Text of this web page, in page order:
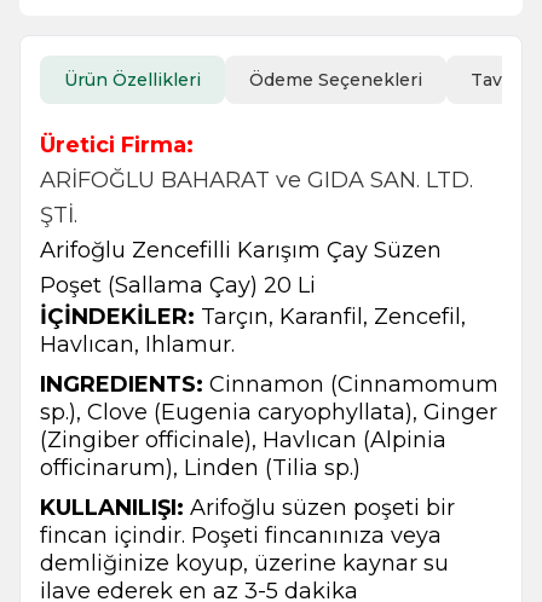
Ürün Özellikleri Ödeme Seçenekleri Tavsiye
Üretici Firma:
ARİFOĞLU BAHARAT ve GIDA SAN. LTD.
ŞTİ.
Arifoğlu Zencefilli Karışım Çay Süzen
Poşet (Sallama Çay) 20 Li
İÇİNDEKİLER: Tarçın, Karanfil, Zencefil,
Havlıcan, Ihlamur.
INGREDIENTS: Cinnamon (Cinnamomum
sp.), Clove (Eugenia caryophyllata), Ginger
(Zingiber officinale), Havlıcan (Alpinia
officinarum), Linden (Tilia sp.)
KULLANILIŞI: Arifoğlu süzen poşeti bir
fincan içindir. Poşeti fincanınıza veya
demliğinize koyup, üzerine kaynar su
ilave ederek en az 3-5 dakika